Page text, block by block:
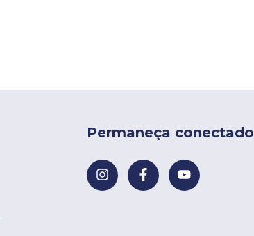
Permaneça conectado